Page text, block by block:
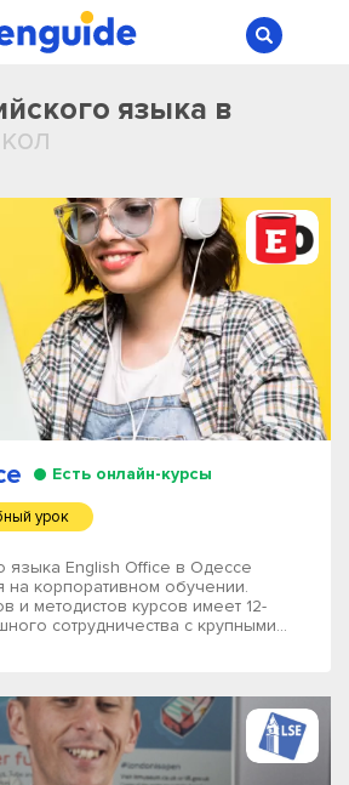
языка в
Есть онлайн-курсы
урок
языка English Office в Одессе
на корпоративном обучении.
и методистов курсов имеет 12-
сотрудничества с крупными...